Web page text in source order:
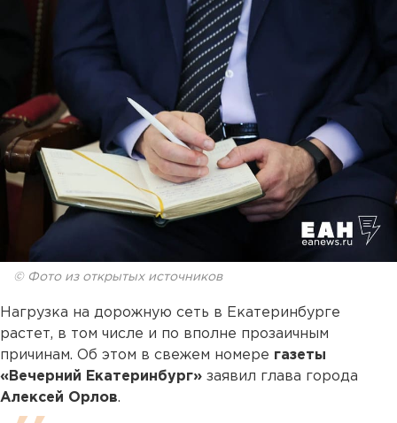
© Фото из открытых источников
Нагрузка на дорожную сеть в Екатеринбурге
растет, в том числе и по вполне прозаичным
причинам. Об этом в свежем номере газеты
«Вечерний Екатеринбург» заявил глава города
Алексей Орлов.